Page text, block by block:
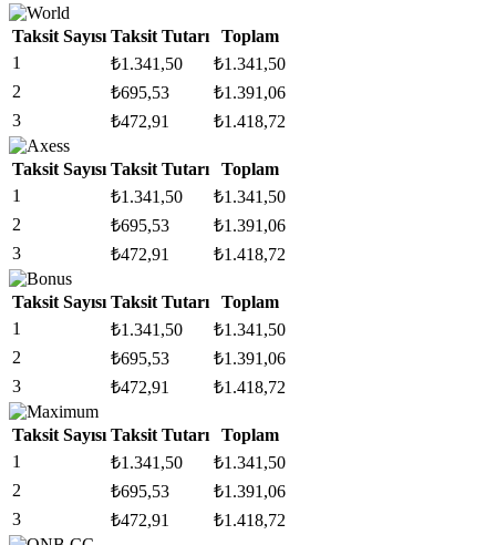
Taksit Sayısı Taksit Tutarı
Toplam
1
₺1.341,50 ₺1.341,50
2
₺695,53 ₺1.391,06
3
₺472,91 ₺1.418,72
Taksit Sayısı Taksit Tutarı
Toplam
1
₺1.341,50 ₺1.341,50
2
₺695,53 ₺1.391,06
3
₺472,91 ₺1.418,72
Taksit Sayısı Taksit Tutarı
Toplam
1
₺1.341,50 ₺1.341,50
2
₺695,53 ₺1.391,06
3
₺472,91 ₺1.418,72
Taksit Sayısı Taksit Tutarı
Toplam
1
₺1.341,50 ₺1.341,50
2
₺695,53 ₺1.391,06
3
₺472,91 ₺1.418,72